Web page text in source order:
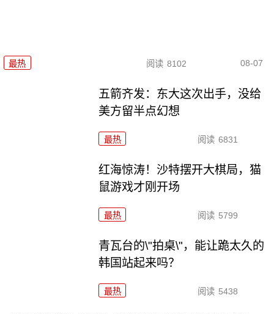
最热 阅读 8102 08-07
五箭齐发：东大这次出手，没给
美方留半点幻想
最热 阅读 6831
红海惊涛！沙特摆开大棋局，猫
鼠游戏才刚开场
最热 阅读 5799
青瓦台的\"拍桌\"，能让跪太久的
韩国站起来吗？
最热 阅读 5438